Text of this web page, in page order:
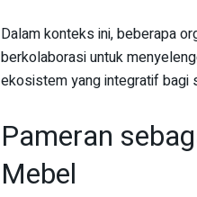
Dalam konteks ini, beberapa
berkolaborasi untuk
ekosistem yang integratif bagi
Pameran
Mebel